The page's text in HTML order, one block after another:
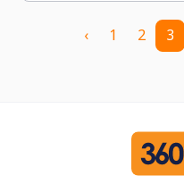
‹ 1 2 3